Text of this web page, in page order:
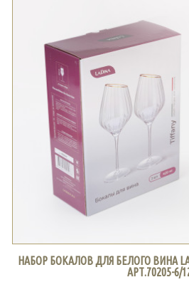
НАБОР БОКАЛОВ ДЛЯ БЕЛОГО ВИНА
АРТ.70205-6/